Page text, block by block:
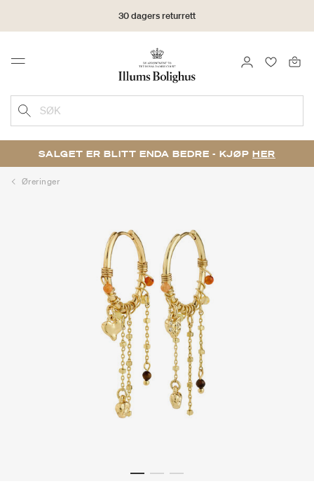
30 dagers returrett
Menu LOGG INN
SØK
SALGET ER BLITT ENDA BEDRE - KJØP HER
Øreringer